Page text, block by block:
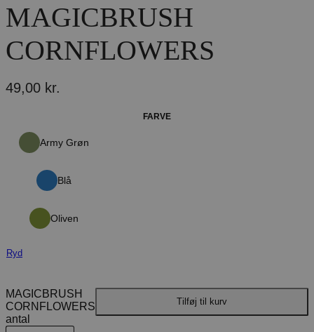
MAGICBRUSH
CORNFLOWERS
49,00 kr.
FARVE
Army Grøn
Blå
Oliven
Ryd
MAGICBRUSH
CORNFLOWERS
antal
Tilføj til kurv